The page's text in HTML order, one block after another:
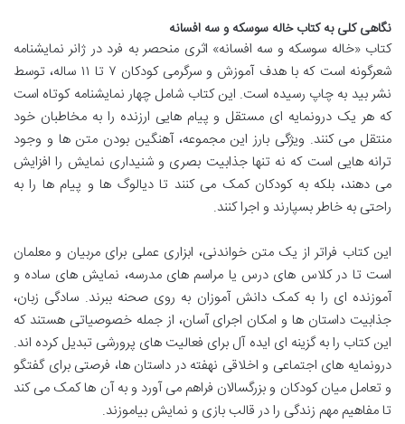
نگاهی کلی به کتاب خاله سوسکه و سه افسانه
کتاب «خاله سوسکه و سه افسانه» اثری منحصر به فرد در ژانر نمایشنامه
شعرگونه است که با هدف آموزش و سرگرمی کودکان ۷ تا ۱۱ ساله، توسط
نشر بید به چاپ رسیده است. این کتاب شامل چهار نمایشنامه کوتاه است
که هر یک درونمایه ای مستقل و پیام هایی ارزنده را به مخاطبان خود
منتقل می کنند. ویژگی بارز این مجموعه، آهنگین بودن متن ها و وجود
ترانه هایی است که نه تنها جذابیت بصری و شنیداری نمایش را افزایش
می دهند، بلکه به کودکان کمک می کنند تا دیالوگ ها و پیام ها را به
راحتی به خاطر بسپارند و اجرا کنند.
این کتاب فراتر از یک متن خواندنی، ابزاری عملی برای مربیان و معلمان
است تا در کلاس های درس یا مراسم های مدرسه، نمایش های ساده و
آموزنده ای را به کمک دانش آموزان به روی صحنه ببرند. سادگی زبان،
جذابیت داستان ها و امکان اجرای آسان، از جمله خصوصیاتی هستند که
این کتاب را به گزینه ای ایده آل برای فعالیت های پرورشی تبدیل کرده اند.
درونمایه های اجتماعی و اخلاقی نهفته در داستان ها، فرصتی برای گفتگو
و تعامل میان کودکان و بزرگسالان فراهم می آورد و به آن ها کمک می کند
تا مفاهیم مهم زندگی را در قالب بازی و نمایش بیاموزند.